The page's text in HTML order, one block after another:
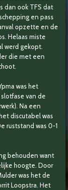
dan ook TFS dat
en pass
opzette en de
Helaas miste
werd gekopt.
die met een
was het
van de
Na een
discutabel was
ruststand was 0-1
behouden want
hoogte. Door
was het de
Loopstra. Het